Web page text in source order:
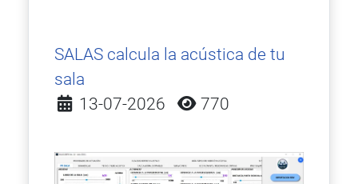
SALAS calcula la acústica de tu
sala
Detalles
13-07-2026 770